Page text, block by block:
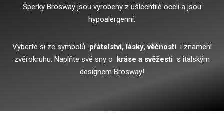
Šperky Brosway jsou vyrobeny z ušlechtilé oceli a jsou
hypoalergenní.
Vyberte si ze symbolů přátelství, lásky, věčnosti i znamení
zvěrokruhu. Naplňte své sny o kráse a svěžesti s italským
designem Brosway!